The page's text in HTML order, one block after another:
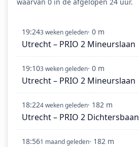
19:243 weken geleden· 0 m
Utrecht – PRIO 2 Mineurslaan
19:103 weken geleden· 0 m
Utrecht – PRIO 2 Mineurslaan
18:224 weken geleden· 182 m
Utrecht – PRIO 2 Dichtersbaan
18:561 maand geleden· 182 m